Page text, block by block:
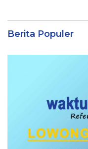
Berita Populer